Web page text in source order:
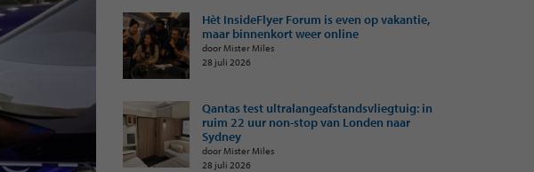
Hèt InsideFlyer Forum is even op vakantie,
maar binnenkort weer online
door Mister Miles
28 juli 2026
Qantas test ultralangeafstandsvliegtuig: in
ruim 22 uur non-stop van Londen naar
Sydney
door Mister Miles
28 juli 2026